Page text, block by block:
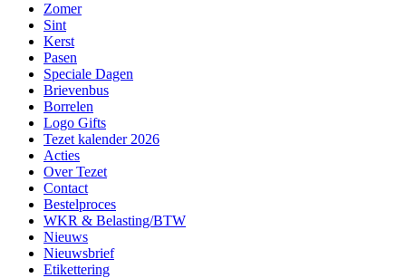
Zomer
Sint
Kerst
Pasen
Speciale Dagen
Brievenbus
Borrelen
Logo Gifts
Tezet kalender 2026
Acties
Over Tezet
Contact
Bestelproces
WKR & Belasting/BTW
Nieuws
Nieuwsbrief
Etikettering